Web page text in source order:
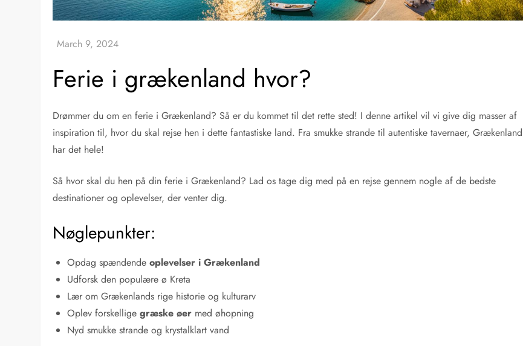
Ferie i grækenland hvor?
Drømmer du om en ferie i Grækenland? Så er du kommet til det rette sted! I denne artikel vil vi give dig masser af
inspiration til, hvor du skal rejse hen i dette fantastiske land. Fra smukke strande til autentiske tavernaer, Grækenland
har det hele!
Så hvor skal du hen på din ferie i Grækenland? Lad os tage dig med på en rejse gennem nogle af de bedste
destinationer og oplevelser, der venter dig.
Nøglepunkter:
Opdag spændendeoplevelser i Grækenland
Udforsk den populære ø Kreta
Lær om Grækenlands rige historie og kulturarv
Oplev forskelligegræske øer med øhopning
Nyd smukke strande og krystalklart vand